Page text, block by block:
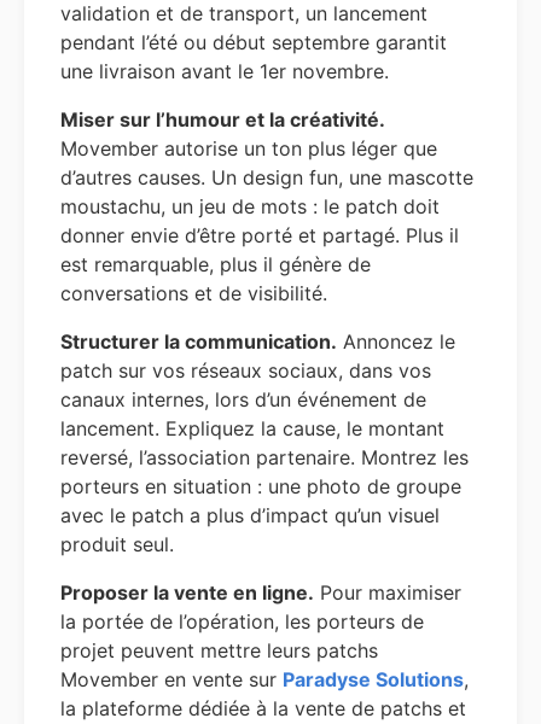
validation et de transport, un lancement
pendant l’été ou début septembre garantit
une livraison avant le 1er novembre.
Miser sur l’humour et la créativité.
Movember autorise un ton plus léger que
d’autres causes. Un design fun, une mascotte
moustachu, un jeu de mots : le patch doit
donner envie d’être porté et partagé. Plus il
est remarquable, plus il génère de
conversations et de visibilité.
Structurer la communication. Annoncez le
patch sur vos réseaux sociaux, dans vos
canaux internes, lors d’un événement de
lancement. Expliquez la cause, le montant
reversé, l’association partenaire. Montrez les
porteurs en situation : une photo de groupe
avec le patch a plus d’impact qu’un visuel
produit seul.
Proposer la vente en ligne. Pour maximiser
la portée de l’opération, les porteurs de
projet peuvent mettre leurs patchs
Movember en vente sur Paradyse Solutions,
la plateforme dédiée à la vente de patchs et